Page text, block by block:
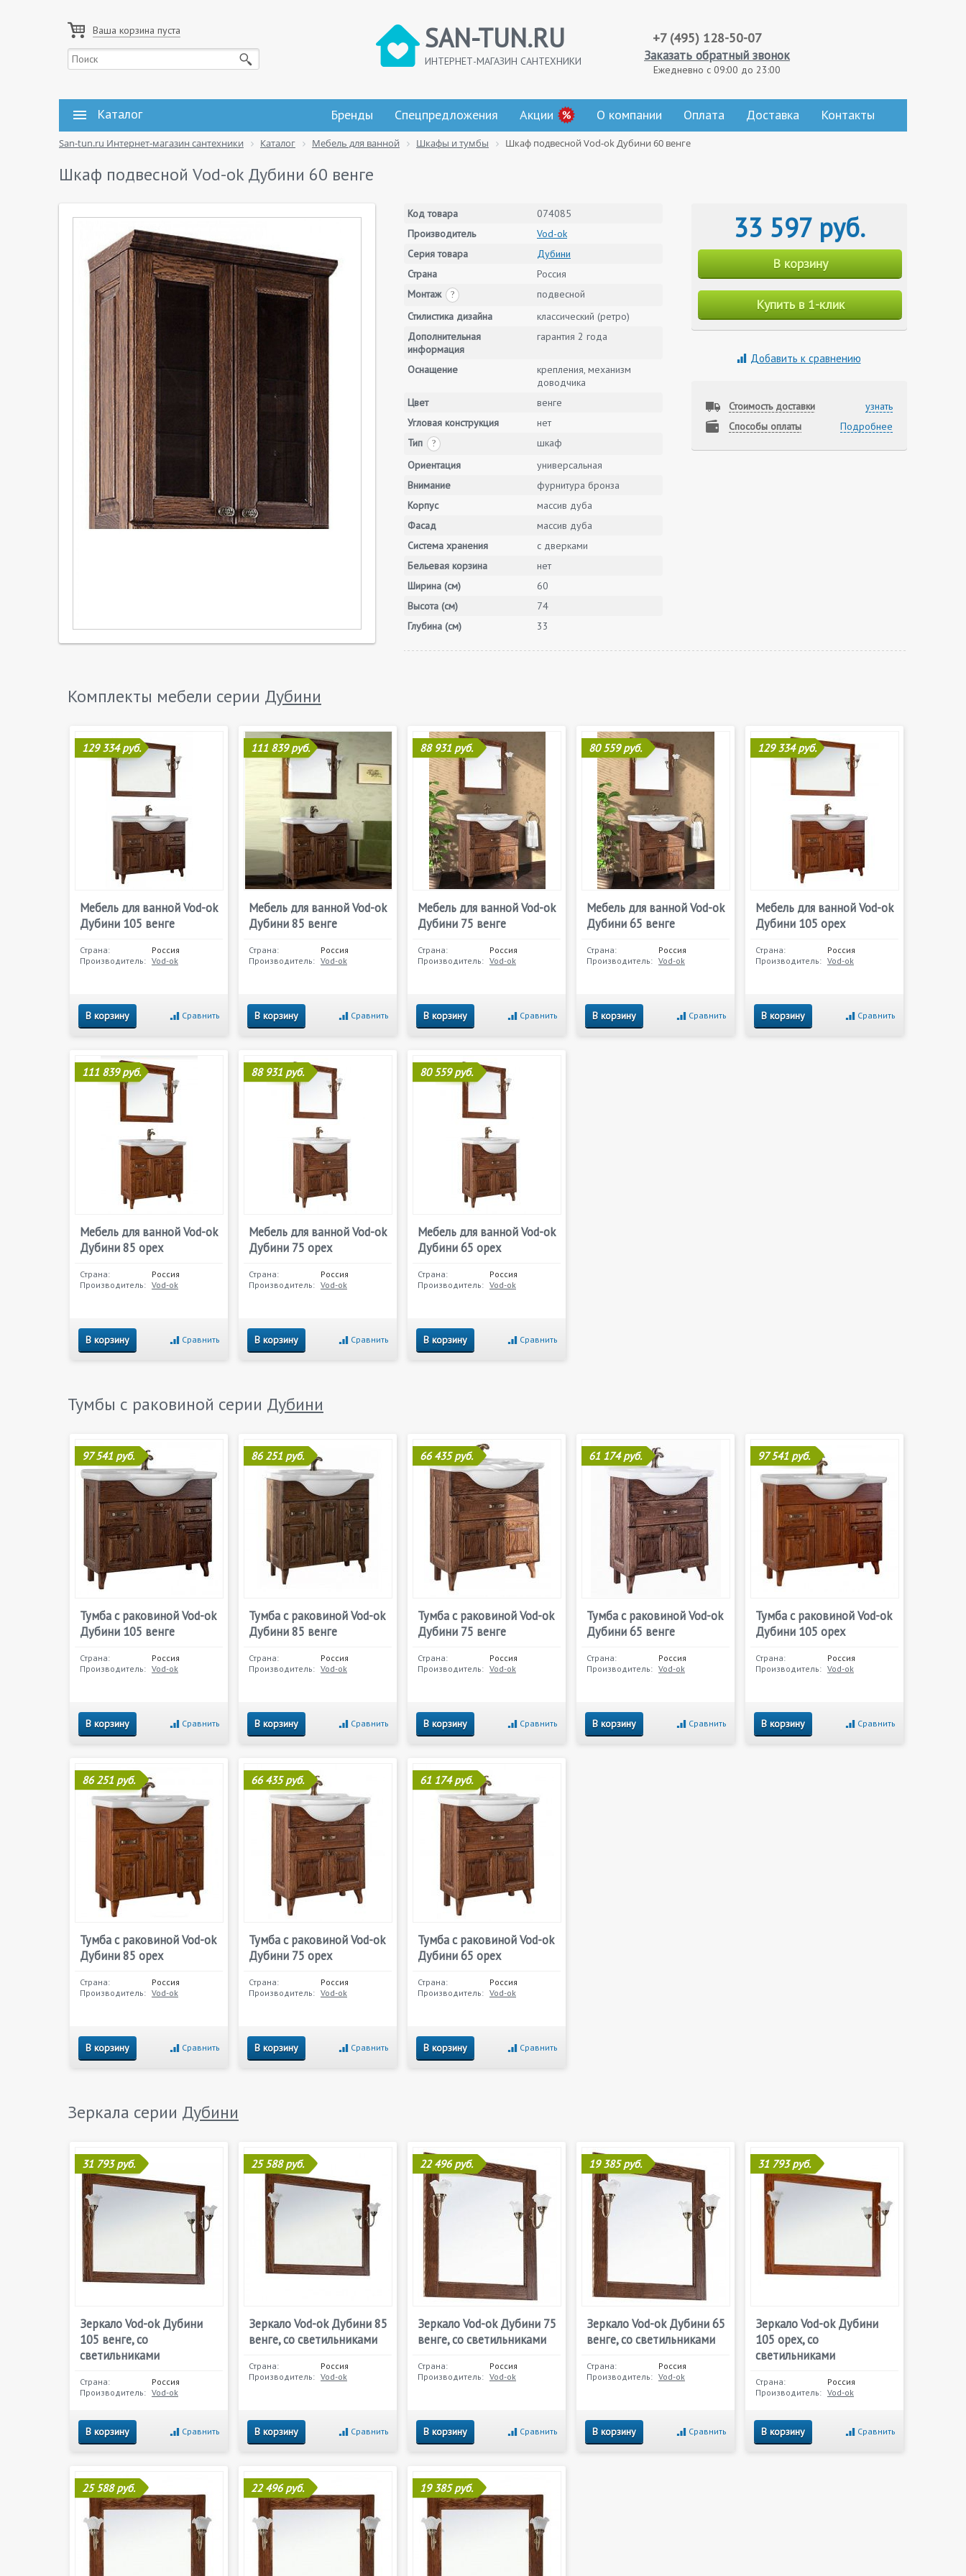
Ваша корзина пуста SAN-TUN.RU
ИНТЕРНЕТ-МАГАЗИН САНТЕХНИКИ
+7 (495) 128-50-07
Заказать обратный звонок
Ежедневно с 09:00 до 23:00
Каталог Бренды Спецпредложения Акции О компании Оплата Доставка Контакты
San-tun.ru Интернет-магазин сантехники Каталог Мебель для ванной Шкафы и тумбы Шкаф подвесной Vod-ok Дубини 60 венге
Шкаф подвесной Vod-ok Дубини 60 венге
Код товара
074085
Производитель
Vod-ok
Серия товара
Дубини
Страна
Россия
Монтаж
?
подвесной
Стилистика дизайна
классический (ретро)
Дополнительная
информация
гарантия 2 года
Оснащение
крепления, механизм
доводчика
Цвет
венге
Угловая конструкция
нет
Тип
?
шкаф
Ориентация
универсальная
Внимание
фурнитура бронза
Корпус
массив дуба
Фасад
массив дуба
Система хранения
с дверками
Бельевая корзина
нет
Ширина (см)
60
Высота (см)
74
Глубина (см)
33
33 597 руб.
В корзину
Купить в 1-клик
Добавить к сравнению
Стоимость доставки
узнать
Способы оплаты
Подробнее
Комплекты мебели серии Дубини
129 334 руб.
Мебель для ванной Vod-ok
Дубини 105 венге
Страна:
Россия
Производитель: Vod-ok
В корзину Сравнить
111 839 руб.
Мебель для ванной Vod-ok
Дубини 85 венге
Страна:
Россия
Производитель: Vod-ok
В корзину Сравнить
88 931 руб.
Мебель для ванной Vod-ok
Дубини 75 венге
Страна:
Россия
Производитель: Vod-ok
В корзину Сравнить
80 559 руб.
Мебель для ванной Vod-ok
Дубини 65 венге
Страна:
Россия
Производитель: Vod-ok
В корзину Сравнить
129 334 руб.
Мебель для ванной Vod-ok
Дубини 105 орех
Страна:
Россия
Производитель: Vod-ok
В корзину Сравнить
111 839 руб.
Мебель для ванной Vod-ok
Дубини 85 орех
Страна:
Россия
Производитель: Vod-ok
В корзину Сравнить
88 931 руб.
Мебель для ванной Vod-ok
Дубини 75 орех
Страна:
Россия
Производитель: Vod-ok
В корзину Сравнить
80 559 руб.
Мебель для ванной Vod-ok
Дубини 65 орех
Страна:
Россия
Производитель: Vod-ok
В корзину Сравнить
Тумбы с раковиной серии Дубини
97 541 руб.
Тумба с раковиной Vod-ok
Дубини 105 венге
Страна:
Россия
Производитель: Vod-ok
В корзину Сравнить
86 251 руб.
Тумба с раковиной Vod-ok
Дубини 85 венге
Страна:
Россия
Производитель: Vod-ok
В корзину Сравнить
66 435 руб.
Тумба с раковиной Vod-ok
Дубини 75 венге
Страна:
Россия
Производитель: Vod-ok
В корзину Сравнить
61 174 руб.
Тумба с раковиной Vod-ok
Дубини 65 венге
Страна:
Россия
Производитель: Vod-ok
В корзину Сравнить
97 541 руб.
Тумба с раковиной Vod-ok
Дубини 105 орех
Страна:
Россия
Производитель: Vod-ok
В корзину Сравнить
86 251 руб.
Тумба с раковиной Vod-ok
Дубини 85 орех
Страна:
Россия
Производитель: Vod-ok
В корзину Сравнить
66 435 руб.
Тумба с раковиной Vod-ok
Дубини 75 орех
Страна:
Россия
Производитель: Vod-ok
В корзину Сравнить
61 174 руб.
Тумба с раковиной Vod-ok
Дубини 65 орех
Страна:
Россия
Производитель: Vod-ok
В корзину Сравнить
Зеркала серии Дубини
31 793 руб.
Зеркало Vod-ok Дубини
105 венге, со
светильниками
Страна:
Россия
Производитель: Vod-ok
В корзину Сравнить
25 588 руб.
Зеркало Vod-ok Дубини 85
венге, со светильниками
Страна:
Россия
Производитель: Vod-ok
В корзину Сравнить
22 496 руб.
Зеркало Vod-ok Дубини 75
венге, со светильниками
Страна:
Россия
Производитель: Vod-ok
В корзину Сравнить
19 385 руб.
Зеркало Vod-ok Дубини 65
венге, со светильниками
Страна:
Россия
Производитель: Vod-ok
В корзину Сравнить
31 793 руб.
Зеркало Vod-ok Дубини
105 орех, со
светильниками
Страна:
Россия
Производитель: Vod-ok
В корзину Сравнить
25 588 руб. 22 496 руб. 19 385 руб.